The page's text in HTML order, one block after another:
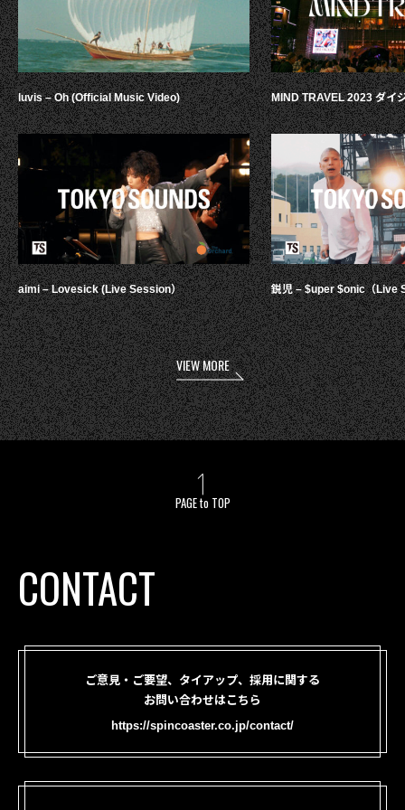
luvis – Oh (Official Music Video)
aimi – Lovesick (Live Session）
MIND TRAVEL 2023 ダイ
鋭児 – $uper $onic（Live
VIEW MORE
PAGE to TOP
CONTACT
ご意見・ご要望、タイアップ、採用に関する
お問い合わせはこちら
https://spincoaster.co.jp/contact/